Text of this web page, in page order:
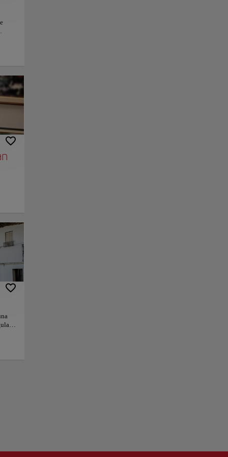
las
de
en el
a
Blancos.
las casas se
adaptadas a
profundidad,
única.
una